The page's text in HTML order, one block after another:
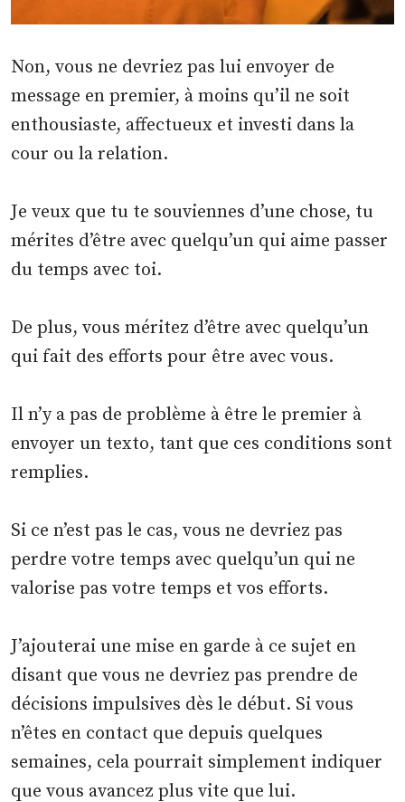
Non, vous ne devriez pas lui envoyer de
message en premier, à moins qu’il ne soit
enthousiaste, affectueux et investi dans la
cour ou la relation.
Je veux que tu te souviennes d’une chose, tu
mérites d’être avec quelqu’un qui aime passer
du temps avec toi.
De plus, vous méritez d’être avec quelqu’un
qui fait des efforts pour être avec vous.
Il n’y a pas de problème à être le premier à
envoyer un texto, tant que ces conditions sont
remplies.
Si ce n’est pas le cas, vous ne devriez pas
perdre votre temps avec quelqu’un qui ne
valorise pas votre temps et vos efforts.
J’ajouterai une mise en garde à ce sujet en
disant que vous ne devriez pas prendre de
décisions impulsives dès le début. Si vous
n’êtes en contact que depuis quelques
semaines, cela pourrait simplement indiquer
que vous avancez plus vite que lui.